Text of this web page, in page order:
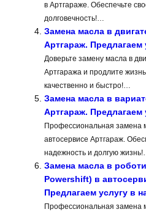
в Артгараже. Обеспечьте
долговечность!…
Замена масла в
Артгараж.
Доверьте замену масла в
Артгаража и продлите
качественно и быстро!…
Замена масла в
Артгараж.
Профессиональная замена
автосервисе Артгараж.
надежность и долгую
Замена масла в
Powershift) в
Предлагаем услугу в
Профессиональная замена